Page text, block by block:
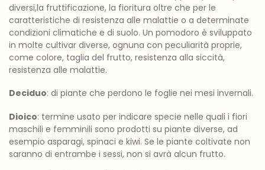
diversi,la fruttificazione, la fioritura oltre che per le
caratteristiche di resistenza alle malattie o a determinate
condizioni climatiche e di suolo. Un pomodoro è sviluppato
in molte cultivar diverse, ognuna con peculiarità proprie,
come colore, taglia del frutto, resistenza alla siccità,
resistenza alle malattie.
Deciduo: di piante che perdono le foglie nei mesi invernali.
Dioico: termine usato per indicare specie nelle quali i fiori
maschili e femminili sono prodotti su piante diverse, ad
esempio asparagi, spinaci e kiwi. Se le piante coltivate non
saranno di entrambe i sessi, non si avrà alcun frutto.